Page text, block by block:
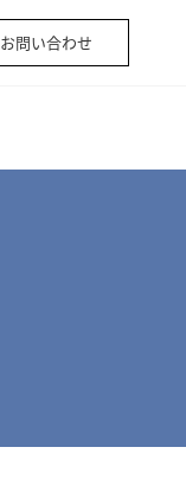
お問い合わせ